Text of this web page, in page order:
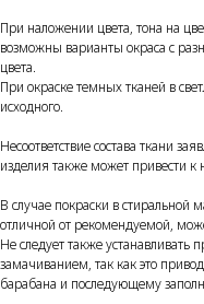
При наложении цвета, тона на
возможны варианты окраса с
цвета.
При окраске темных тканей в
исходного.
Несоответствие состава ткани
изделия также может привести к
В случае покраски в
отличной от рекомендуемой,
Не следует также
замачиванием, так как это
барабана и последующему